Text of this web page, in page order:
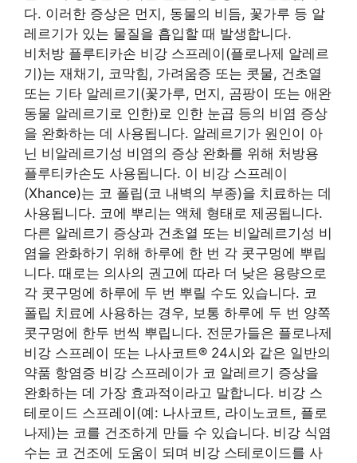
다. 이러한 증상은 먼지, 동물의 비듬, 꽃가루 등 알
레르기가 있는 물질을 흡입할 때 발생합니다.
비처방 플루티카손 비강 스프레이(플로나제 알레르
기)는 재채기, 코막힘, 가려움증 또는 콧물, 건초열
또는 기타 알레르기(꽃가루, 먼지, 곰팡이 또는 애완
동물 알레르기로 인한)로 인한 눈곱 등의 비염 증상
을 완화하는 데 사용됩니다. 알레르기가 원인이 아
닌 비알레르기성 비염의 증상 완화를 위해 처방용
플루티카손도 사용됩니다. 이 비강 스프레이
(Xhance)는 코 폴립(코 내벽의 부종)을 치료하는 데
사용됩니다. 코에 뿌리는 액체 형태로 제공됩니다.
다른 알레르기 증상과 건초열 또는 비알레르기성 비
염을 완화하기 위해 하루에 한 번 각 콧구멍에 뿌립
니다. 때로는 의사의 권고에 따라 더 낮은 용량으로
각 콧구멍에 하루에 두 번 뿌릴 수도 있습니다. 코
폴립 치료에 사용하는 경우, 보통 하루에 두 번 양쪽
콧구멍에 한두 번씩 뿌립니다. 전문가들은 플로나제
비강 스프레이 또는 나사코트® 24시와 같은 일반의
약품 항염증 비강 스프레이가 코 알레르기 증상을
완화하는 데 가장 효과적이라고 말합니다. 비강 스
테로이드 스프레이(예: 나사코트, 라이노코트, 플로
나제)는 코를 건조하게 만들 수 있습니다. 비강 식염
수는 코 건조에 도움이 되며 비강 스테로이드를 사